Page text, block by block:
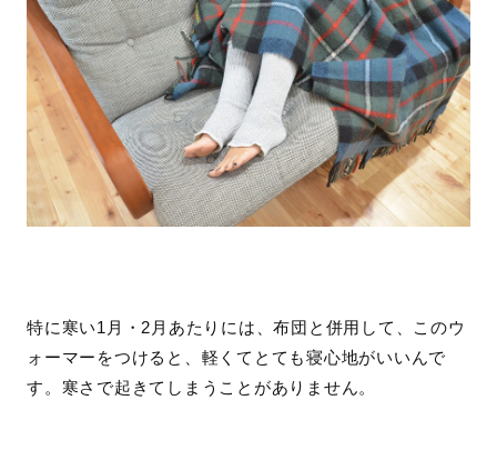
特に寒い1月・2月あたりには、布団と併用して、このウ
ォーマーをつけると、軽くてとても寝心地がいいんで
す。寒さで起きてしまうことがありません。